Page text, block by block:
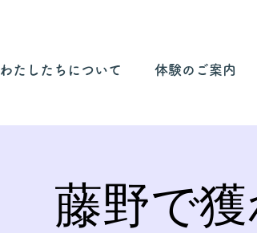
わたしたちについて 体験のご案内
藤野で獲